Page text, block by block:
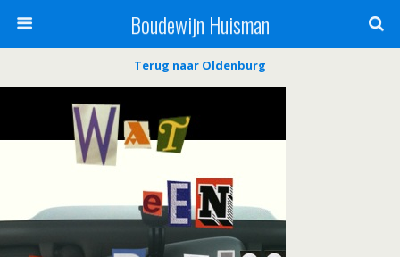
Boudewijn Huisman
Terug naar Oldenburg